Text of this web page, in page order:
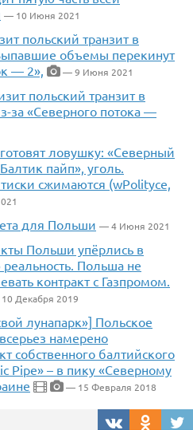
— 10 Июня 2021
польский транзит в
объемы перекинут
— 2»,
— 9 Июня 2021
польский транзит в
за «Северного потока —
ловушку: «Северный
пайп», уголь.
сжимаются (wPolityce,
для Польши — 4 Июня 2021
Польши упёрлись в
Польша не
контракт с Газпромом.
Декабря 2019
лунапарк»] Польское
намерено
собственного балтийского
Pipe» – в пику «Северному
— 15 Февраля 2018